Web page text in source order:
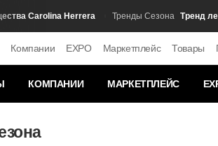
Carolina Herrera Тренды Сезона Тренд
Компании EXPO Маркетплейс Товары
КОМПАНИИ МАРКЕТПЛЕЙС